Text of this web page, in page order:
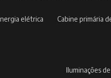
elétrica cabine primária
iluminações